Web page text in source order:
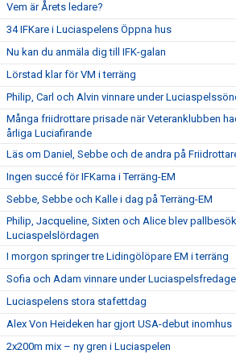
Vem är Årets ledare?
34 IFKare i Luciaspelens Öppna hus
Nu kan du anmäla dig till IFK-galan
Lörstad klar för VM i terräng
Philip, Carl och Alvin vinnare under
Många friidrottare prisade när Veteranklubben
årliga Luciafirande
Läs om Daniel, Sebbe och de andra på
Ingen succé för IFKarna i Terräng-EM
Sebbe, Sebbe och Kalle i dag på Terräng-EM
Philip, Jacqueline, Sixten och Alice blev
Luciaspelslördagen
I morgon springer tre Lidingölöpare EM i terräng
Sofia och Adam vinnare under
Luciaspelens stora stafettdag
Alex Von Heideken har gjort USA-debut inomhus
2x200m mix – ny gren i Luciaspelen